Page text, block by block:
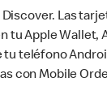
Las
tu Apple
tu teléfono
con Mobile